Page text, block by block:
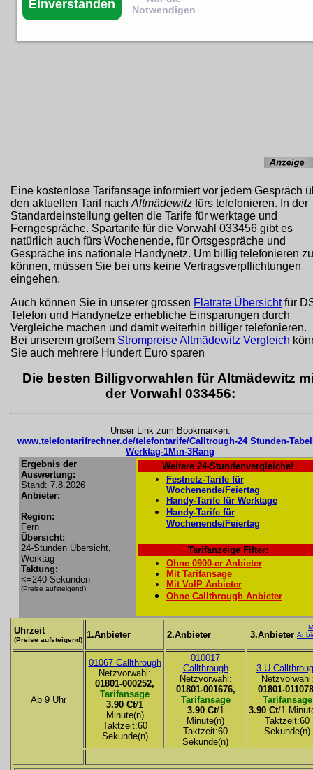
Eine kostenlose Tarifansage informiert vor jedem Gespräch
den aktuellen Tarif nach Altmädewitz fürs telefonieren. In der
Standardeinstellung gelten die Tarife für werktage und
Ferngespräche. Spartarife für die Vorwahl 033456 gibt es
natürlich auch fürs Wochenende, für Ortsgespräche und
Gespräche ins nationale Handynetz. Um billig telefonieren zu
können, müssen Sie bei uns keine Vertragsverpflichtungen
eingehen.
Auch können Sie in unserer grossen Flatrate Übersichtfür
Telefon und Handynetze erhebliche Einsparungen durch
Vergleiche machen und damit weiterhin billiger telefonieren.
Bei unserem großem Strompreise Altmädewitz Vergleich
Sie auch mehrere Hundert Euro sparen
Die besten Billigvorwahlen für Altmädewitz
der Vorwahl 033456:
Unser Link zum Bookmarken:
www.telefontarifrechner.de/telefontarife/Calltrough-24 Stunden-
Werktag-1Min-3Rang
Ergebnis der
Auswertung:
Stand: 7.8.2026
Anbieter:
Region:
Fern
Übersicht:
24-Stunden Übersicht,
Werktag
Taktung:
<=240 Sekunden
(Preise aufsteigend)
Weitere 24-Stundenvergleiche!
Festnetz-Tarife für
Wochenende/Feiertag
Handy-Tarife für Werktage
Handy-Tarife für
Wochenende/Feiertag
Tarifanzeige Filter:
Ohne 0900-er Anbieter
Mit Tarifansage
Mit VoIP Anbieter
Ohne Callthrough Anbieter
Uhrzeit
(Preise aufsteigend) 1.Anbieter 2.Anbieter 3.Anbieter
Ab 9 Uhr
01067 Callthrough
Netzvorwahl:
01801-000252,
Tarifansage
3.90 Ct/1
Minute(n)
Taktzeit:60
Sekunde(n)
010017
Callthrough
Netzvorwahl:
01801-001676,
Tarifansage
3.90 Ct/1
Minute(n)
Taktzeit:60
Sekunde(n)
3 U
Netzvorwahl:
01801-
Tarifansage
3.90 Ct/1
Taktzeit:60
Sekunde(n)
Einverstanden
Notwendigen